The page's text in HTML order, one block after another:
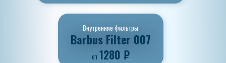
Внутренние фильтры
Barbus Filter 007
от 1280 ₽